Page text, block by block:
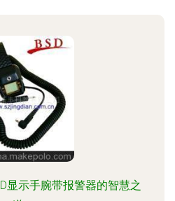
显示手腕带报警器的智慧之